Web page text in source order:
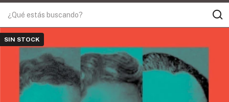
SIN STOCK